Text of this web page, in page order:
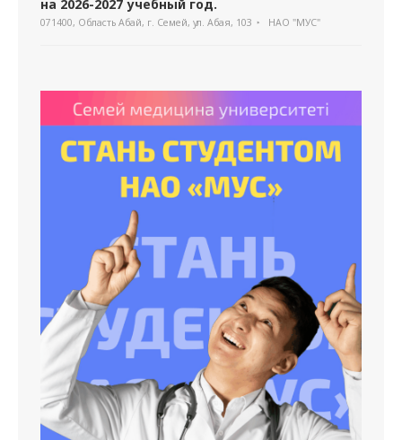
на 2026-2027 учебный год.
071400, Область Абай, г. Семей, ул. Абая, 103 НАО "МУС"